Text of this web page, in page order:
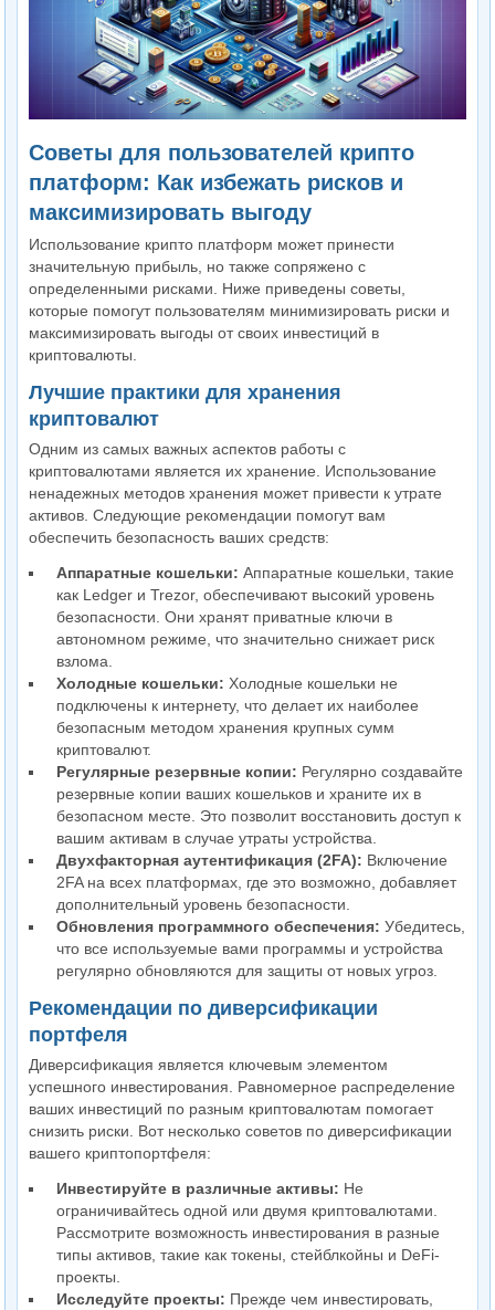
Советы для пользователей крипто
платформ: Как избежать рисков и
максимизировать выгоду
Использование крипто платформ может принести
значительную прибыль, но также сопряжено с
определенными рисками. Ниже приведены советы,
которые помогут пользователям минимизировать риски и
максимизировать выгоды от своих инвестиций в
криптовалюты.
Лучшие практики для хранения
криптовалют
Одним из самых важных аспектов работы с
криптовалютами является их хранение. Использование
ненадежных методов хранения может привести к утрате
активов. Следующие рекомендации помогут вам
обеспечить безопасность ваших средств:
Аппаратные кошельки: Аппаратные кошельки, такие
как Ledger и Trezor, обеспечивают высокий уровень
безопасности. Они хранят приватные ключи в
автономном режиме, что значительно снижает риск
взлома.
Холодные кошельки: Холодные кошельки не
подключены к интернету, что делает их наиболее
безопасным методом хранения крупных сумм
криптовалют.
Регулярные резервные копии: Регулярно создавайте
резервные копии ваших кошельков и храните их в
безопасном месте. Это позволит восстановить доступ к
вашим активам в случае утраты устройства.
Двухфакторная аутентификация (2FA): Включение
2FA на всех платформах, где это возможно, добавляет
дополнительный уровень безопасности.
Обновления программного обеспечения: Убедитесь,
что все используемые вами программы и устройства
регулярно обновляются для защиты от новых угроз.
Рекомендации по диверсификации
портфеля
Диверсификация является ключевым элементом
успешного инвестирования. Равномерное распределение
ваших инвестиций по разным криптовалютам помогает
снизить риски. Вот несколько советов по диверсификации
вашего криптопортфеля:
Инвестируйте в различные активы: Не
ограничивайтесь одной или двумя криптовалютами.
Рассмотрите возможность инвестирования в разные
типы активов, такие как токены, стейблкойны и DeFi-
проекты.
Исследуйте проекты: Прежде чем инвестировать,